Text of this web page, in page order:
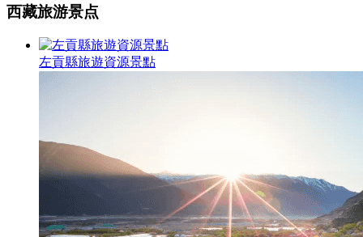
西藏旅游景点
左貢縣旅遊資源景點